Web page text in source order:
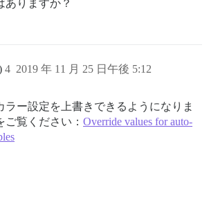
ありますか？
2019 年 11 月 25 日午後 5:12
4
ラー設定を上書きできるようになりま
ご覧ください： Override values for auto-